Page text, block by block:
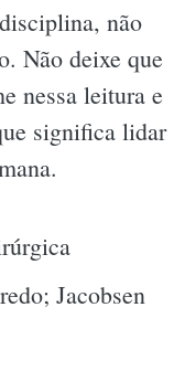
não
Não deixe que
nessa leitura e
significa lidar
Jacobsen